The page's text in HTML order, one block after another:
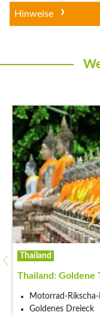
Hinweise
Thailand
Thailand: Goldene
Motorrad-
Goldenes Dreieck